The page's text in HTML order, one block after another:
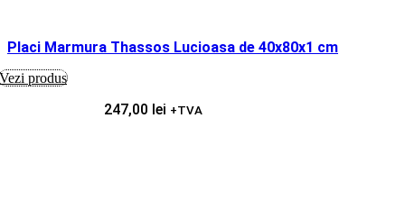
Placi Marmura Thassos Lucioasa de 40x80x1 cm
Vezi produs
247,00 lei +TVA